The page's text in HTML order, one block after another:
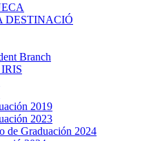
DESTINACIÓ
Branch
IRIS
2019
2023
de Graduación 2024